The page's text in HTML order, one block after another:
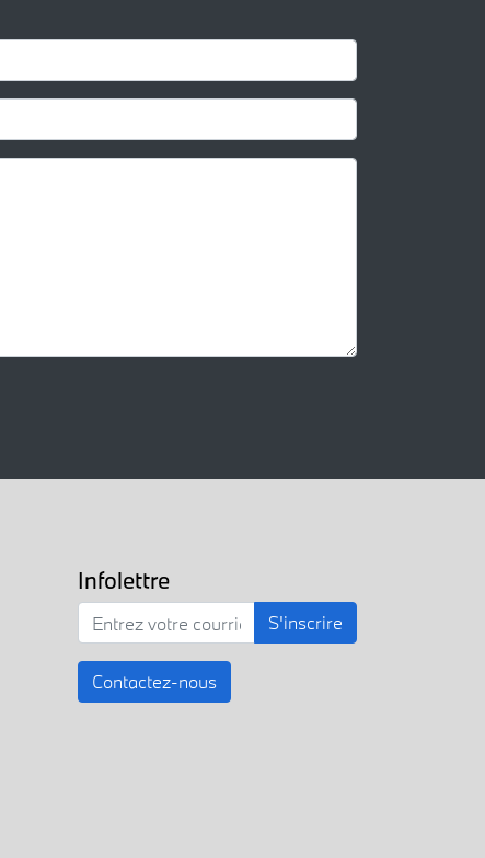
Infolettre
S'inscrire
Contactez-nous